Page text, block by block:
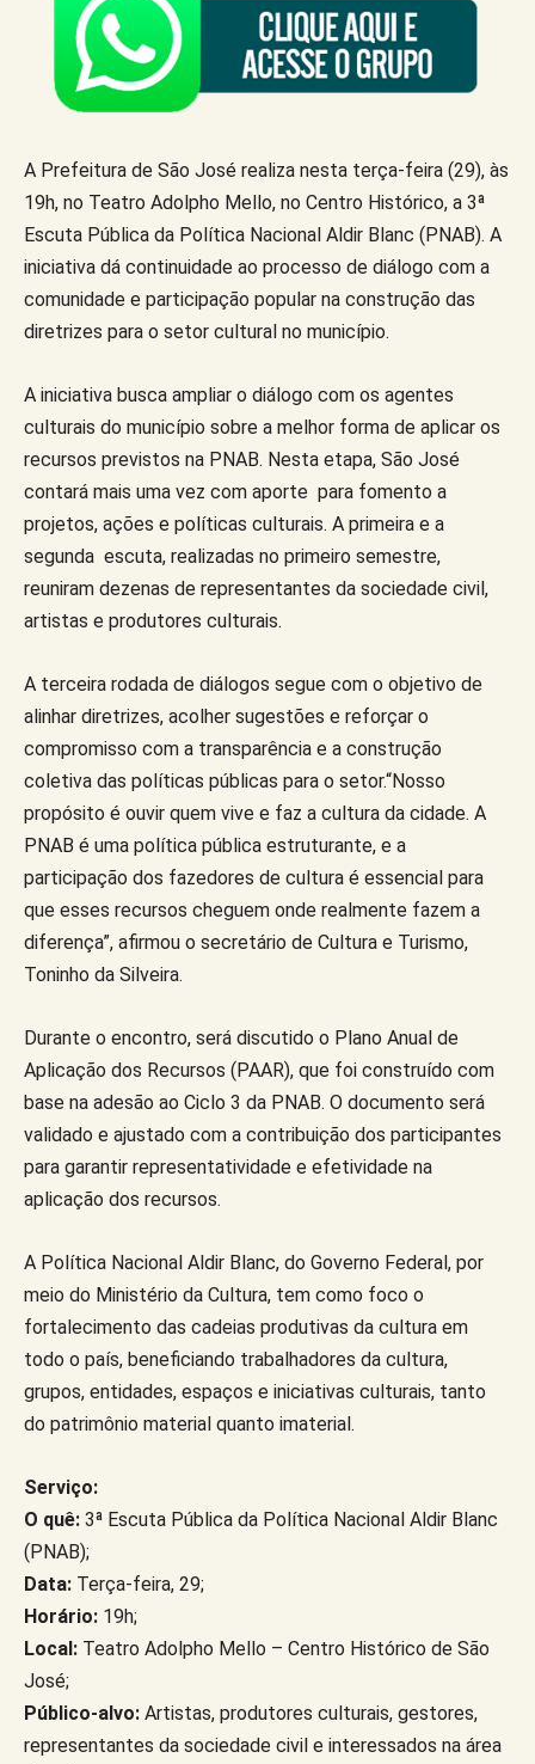
A Prefeitura de São José realiza nesta terça-feira (29), às
19h, no Teatro Adolpho Mello, no Centro Histórico, a 3ª
Escuta Pública da Política Nacional Aldir Blanc (PNAB). A
iniciativa dá continuidade ao processo de diálogo com a
comunidade e participação popular na construção das
diretrizes para o setor cultural no município.
A iniciativa busca ampliar o diálogo com os agentes
culturais do município sobre a melhor forma de aplicar os
recursos previstos na PNAB. Nesta etapa, São José
contará mais uma vez com aporte para fomento a
projetos, ações e políticas culturais. A primeira e a
segunda escuta, realizadas no primeiro semestre,
reuniram dezenas de representantes da sociedade civil,
artistas e produtores culturais.
A terceira rodada de diálogos segue com o objetivo de
alinhar diretrizes, acolher sugestões e reforçar o
compromisso com a transparência e a construção
coletiva das políticas públicas para o setor.“Nosso
propósito é ouvir quem vive e faz a cultura da cidade. A
PNAB é uma política pública estruturante, e a
participação dos fazedores de cultura é essencial para
que esses recursos cheguem onde realmente fazem a
diferença”, afirmou o secretário de Cultura e Turismo,
Toninho da Silveira.
Durante o encontro, será discutido o Plano Anual de
Aplicação dos Recursos (PAAR), que foi construído com
base na adesão ao Ciclo 3 da PNAB. O documento será
validado e ajustado com a contribuição dos participantes
para garantir representatividade e efetividade na
aplicação dos recursos.
A Política Nacional Aldir Blanc, do Governo Federal, por
meio do Ministério da Cultura, tem como foco o
fortalecimento das cadeias produtivas da cultura em
todo o país, beneficiando trabalhadores da cultura,
grupos, entidades, espaços e iniciativas culturais, tanto
do patrimônio material quanto imaterial.
Serviço:
O quê: 3ª Escuta Pública da Política Nacional Aldir Blanc
(PNAB);
Data: Terça-feira, 29;
Horário: 19h;
Local: Teatro Adolpho Mello – Centro Histórico de São
José;
Público-alvo: Artistas, produtores culturais, gestores,
representantes da sociedade civil e interessados na área